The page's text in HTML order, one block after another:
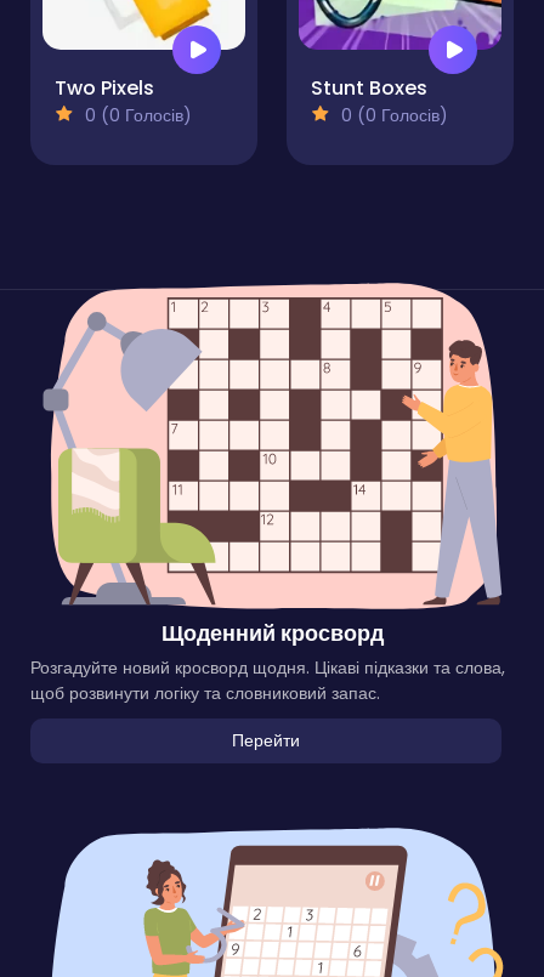
Two Pixels
0 (0 Голосів)
Stunt Boxes
0 (0 Голосів)
Щоденний кросворд
Розгадуйте новий кросворд щодня. Цікаві підказки та слова,
щоб розвинути логіку та словниковий запас.
Перейти